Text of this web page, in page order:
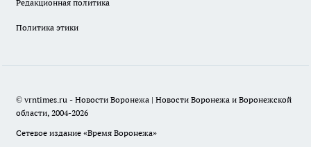
Редакционная политика
Политика этики
© vrntimes.ru - Новости Воронежа | Новости Воронежа и Воронежской
области, 2004-2026
Сетевое издание «Время Воронежа»